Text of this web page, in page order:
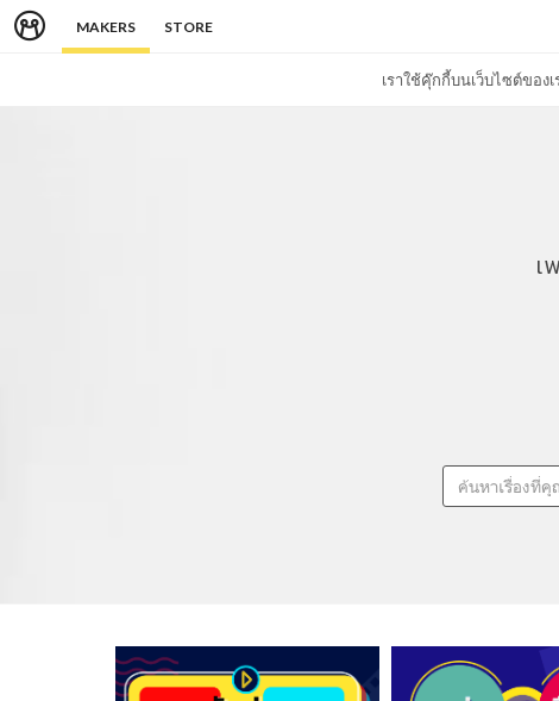
MAKERS STORE
เราใช้คุ๊กกี้บนเว็บไซต์ขอ
เ